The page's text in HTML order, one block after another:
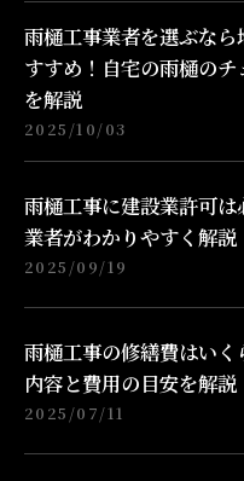
雨樋工事業者を選ぶな
すすめ！自宅の雨樋のチ
を解説
2025/10/03
雨樋工事に建設業許可
業者がわかりやすく解説
2025/09/19
雨樋工事の修繕費はい
内容と費用の目安を解説
2025/07/11